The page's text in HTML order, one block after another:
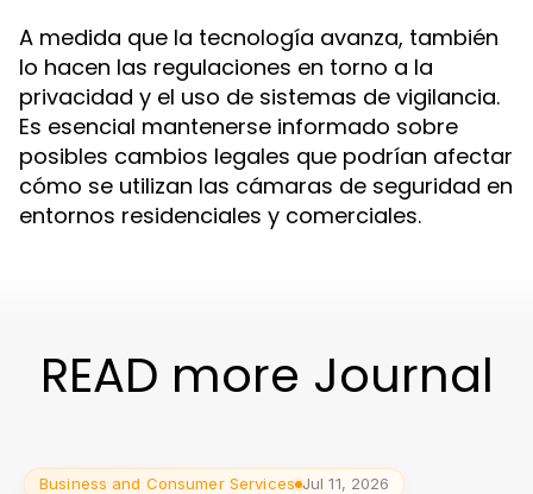
A medida que la tecnología avanza, también
lo hacen las regulaciones en torno a la
privacidad y el uso de sistemas de vigilancia.
Es esencial mantenerse informado sobre
posibles cambios legales que podrían afectar
cómo se utilizan las cámaras de seguridad en
entornos residenciales y comerciales.
READ more Journal
Business and Consumer Services Jul 11, 2026